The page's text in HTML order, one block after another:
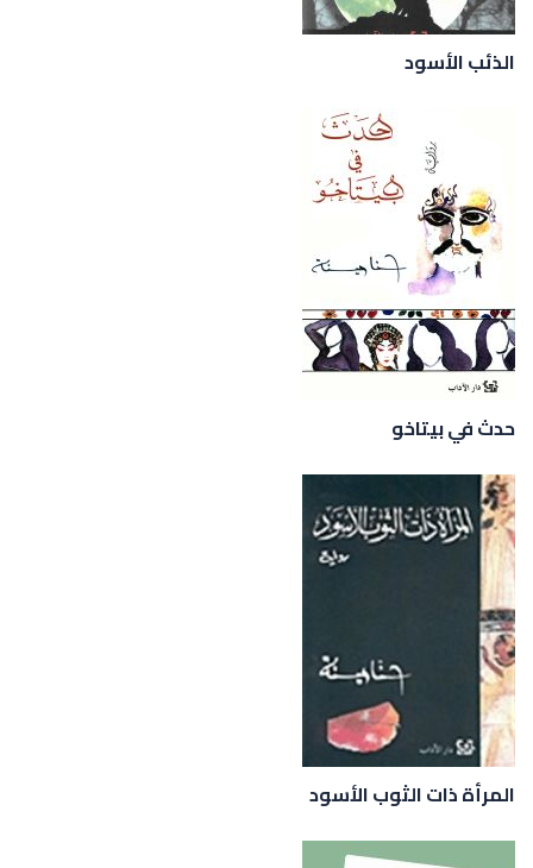
الذئب الأسود
حدث في بيتاخو
المرأة ذات الثوب الأسود